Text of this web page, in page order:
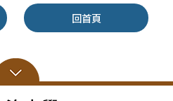
回首頁